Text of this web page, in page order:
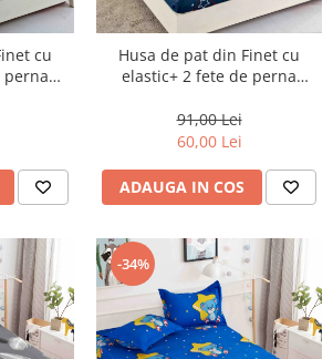
cu
perna
Husa de pat din Finet cu
elastic+ 2 fete de perna
91,00 Lei
60,00 Lei
ADAUGA IN COS
-34%